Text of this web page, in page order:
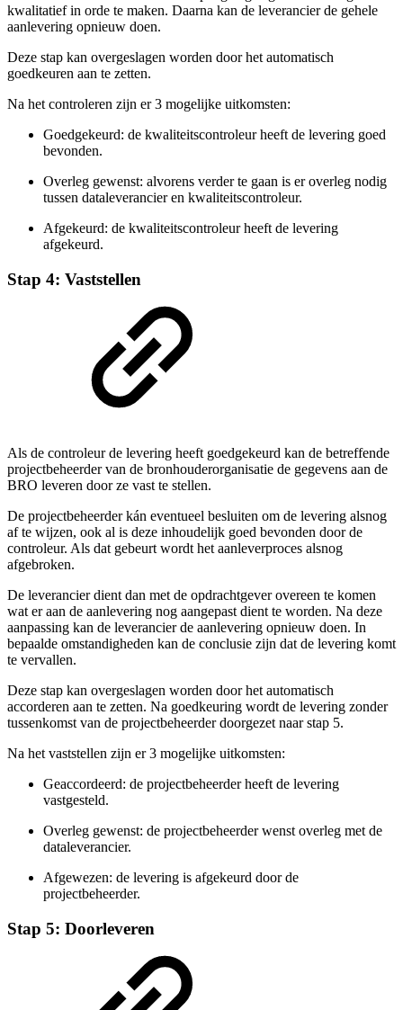
kwalitatief in orde te maken. Daarna kan de leverancier de gehele
aanlevering opnieuw doen.
Deze stap kan overgeslagen worden door het automatisch
goedkeuren aan te zetten.
Na het controleren zijn er 3 mogelijke uitkomsten:
Goedgekeurd: de kwaliteitscontroleur heeft de levering goed
bevonden.
Overleg gewenst: alvorens verder te gaan is er overleg nodig
tussen dataleverancier en kwaliteitscontroleur.
Afgekeurd: de kwaliteitscontroleur heeft de levering
afgekeurd.
Stap 4: Vaststellen
Als de controleur de levering heeft goedgekeurd kan de betreffende
projectbeheerder van de bronhouderorganisatie de gegevens aan de
BRO leveren door ze vast te stellen.
De projectbeheerder kán eventueel besluiten om de levering alsnog
af te wijzen, ook al is deze inhoudelijk goed bevonden door de
controleur. Als dat gebeurt wordt het aanleverproces alsnog
afgebroken.
De leverancier dient dan met de opdrachtgever overeen te komen
wat er aan de aanlevering nog aangepast dient te worden. Na deze
aanpassing kan de leverancier de aanlevering opnieuw doen. In
bepaalde omstandigheden kan de conclusie zijn dat de levering komt
te vervallen.
Deze stap kan overgeslagen worden door het automatisch
accorderen aan te zetten. Na goedkeuring wordt de levering zonder
tussenkomst van de projectbeheerder doorgezet naar stap 5.
Na het vaststellen zijn er 3 mogelijke uitkomsten:
Geaccordeerd: de projectbeheerder heeft de levering
vastgesteld.
Overleg gewenst: de projectbeheerder wenst overleg met de
dataleverancier.
Afgewezen: de levering is afgekeurd door de
projectbeheerder.
Stap 5: Doorleveren